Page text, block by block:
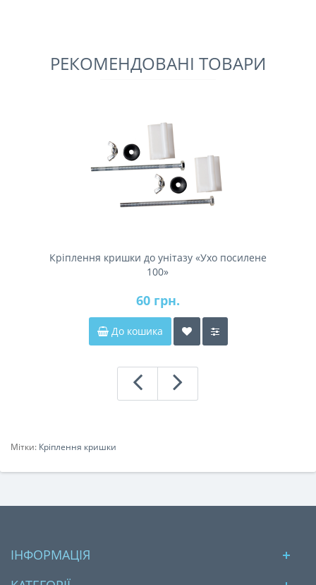
РЕКОМЕНДОВАНІ ТОВАРИ
Кріплення кришки до унітазу «Ухо посилене
100»
60 грн.
До кошика
Мітки: Кріплення кришки
ІНФОРМАЦІЯ